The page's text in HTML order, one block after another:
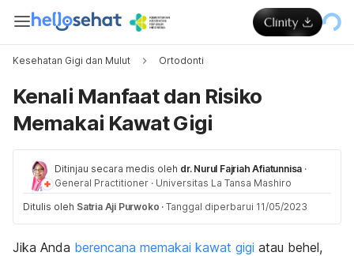
Kesehatan Gigi dan Mulut Ortodonti
Kenali Manfaat dan Risiko
Memakai Kawat Gigi
Ditinjau secara medis oleh dr. Nurul Fajriah Afiatunnisa ·
General Practitioner · Universitas La Tansa Mashiro
Ditulis oleh Satria Aji Purwoko · Tanggal diperbarui 11/05/2023
Jika Anda berencana memakai kawat gigi atau behel,